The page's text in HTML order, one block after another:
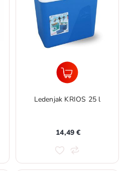
Ledenjak KRIOS 25 l
14,49 €